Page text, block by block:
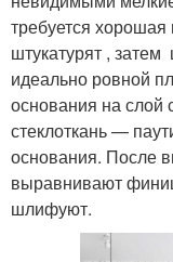
требуется
штукатурят ,
идеально ровной
основания на слой
стеклоткань —
основания. После
выравнивают
шлифуют.